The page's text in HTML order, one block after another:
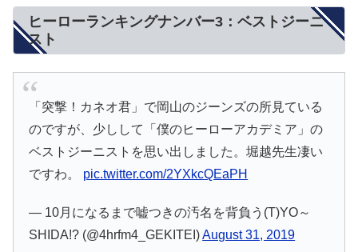
ヒーローランキングナンバー3：ベストジーニ
スト
「突撃！カネオ君」で岡山のジーンズの所見ている
のですが、少しして「僕のヒーローアカデミア」の
ベストジーニストを思い出しました。堀越先生凄い
ですわ。 pic.twitter.com/2YXkcQEaPH
— 10月になるまで嘘つきの汚名を背負う(T)YO～
SHIDA!? (@4hrfm4_GEKITEI)August 31, 2019